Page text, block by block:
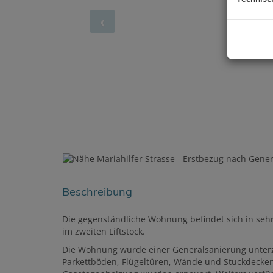
Beschreibung
Die gegenständliche Wohnung befindet sich in
im zweiten Liftstock.
Die Wohnung wurde einer Generalsanierung
Parkettböden, Flügeltüren, Wände und